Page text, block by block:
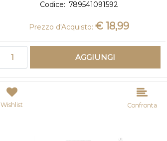
Codice: 789541091592
Prezzo d'Acquisto: € 18,99
AGGIUNGI
Wishlist Confronta